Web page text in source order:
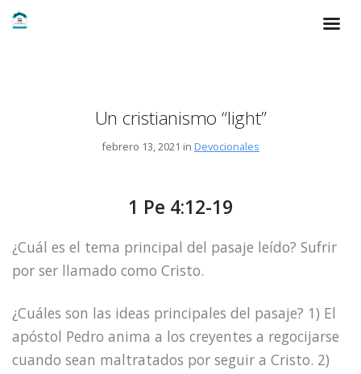
Un cristianismo “light”
febrero 13, 2021 in Devocionales
1 Pe 4:12-19
¿Cuál es el tema principal del pasaje leído? Sufrir
por ser llamado como Cristo.
¿Cuáles son las ideas principales del pasaje? 1) El
apóstol Pedro anima a los creyentes a regocijarse
cuando sean maltratados por seguir a Cristo. 2)